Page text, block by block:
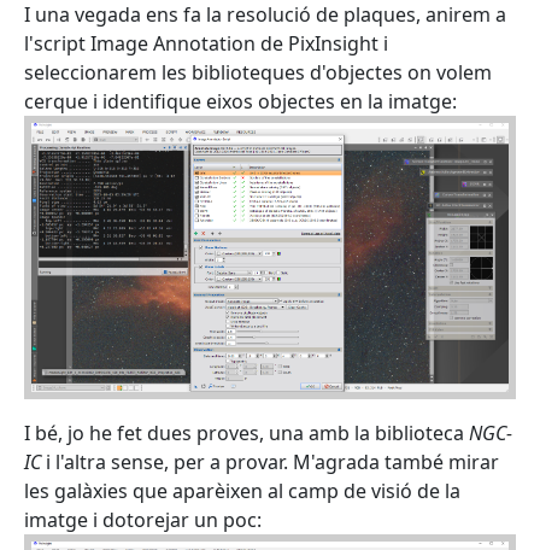
I una vegada ens fa la resolució de plaques, anirem a
l'script Image Annotation de PixInsight i
seleccionarem les biblioteques d'objectes on volem
cerque i identifique eixos objectes en la imatge:
I bé, jo he fet dues proves, una amb la biblioteca NGC-
ICi l'altra sense, per a provar. M'agrada també mirar
les galàxies que aparèixen al camp de visió de la
imatge i dotorejar un poc: